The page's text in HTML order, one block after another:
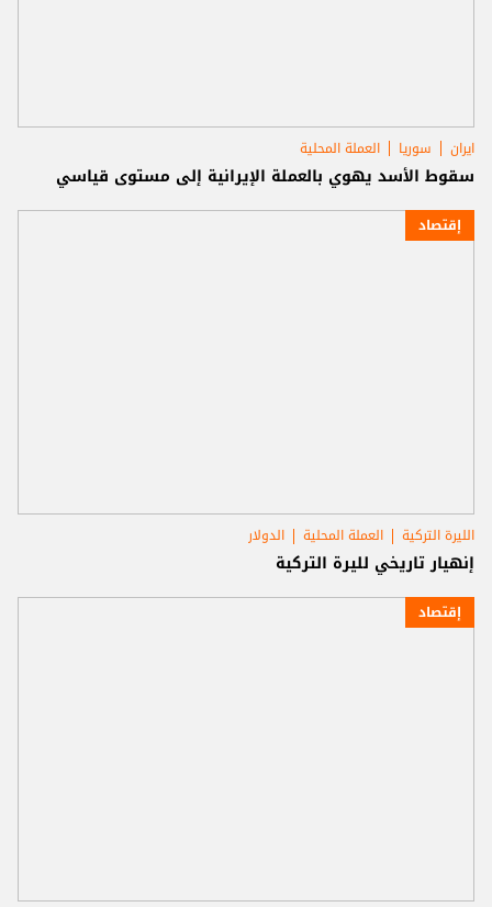
ايران سوريا العملة المحلية
سقوط الأسد يهوي بالعملة الإيرانية إلى مستوى قياسي
إقتصاد
الليرة التركية العملة المحلية الدولار
إنهيار تاريخي لليرة التركية
إقتصاد